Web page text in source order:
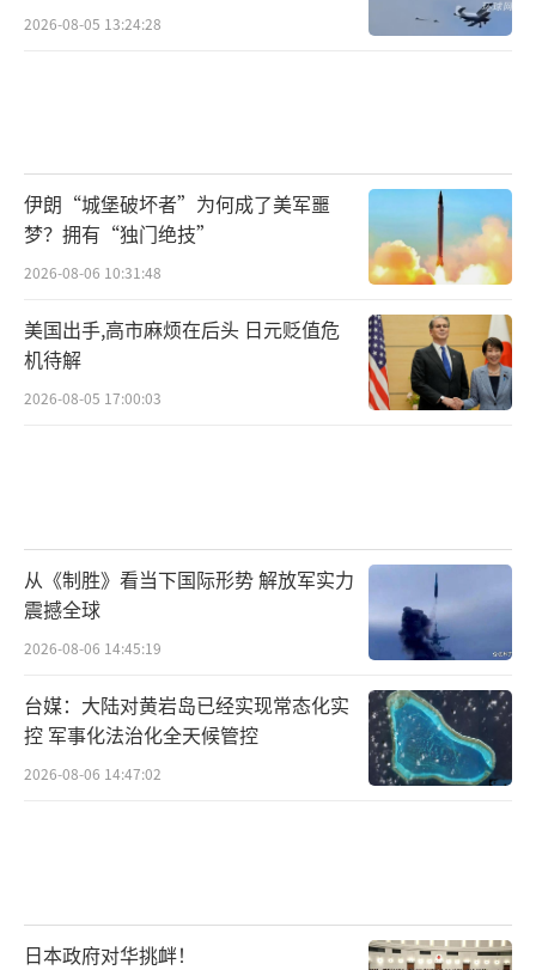
2026-08-05 13:24:28
伊朗“城堡破坏者”为何成了美军噩
梦？拥有“独门绝技”
2026-08-06 10:31:48
美国出手,高市麻烦在后头 日元贬值危
机待解
2026-08-05 17:00:03
从《制胜》看当下国际形势 解放军实力
震撼全球
2026-08-06 14:45:19
台媒：大陆对黄岩岛已经实现常态化实
控 军事化法治化全天候管控
2026-08-06 14:47:02
日本政府对华挑衅！